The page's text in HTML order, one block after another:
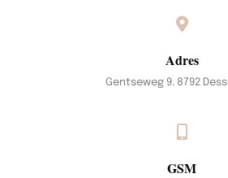
Adres
Gentseweg 9. 8792
GSM